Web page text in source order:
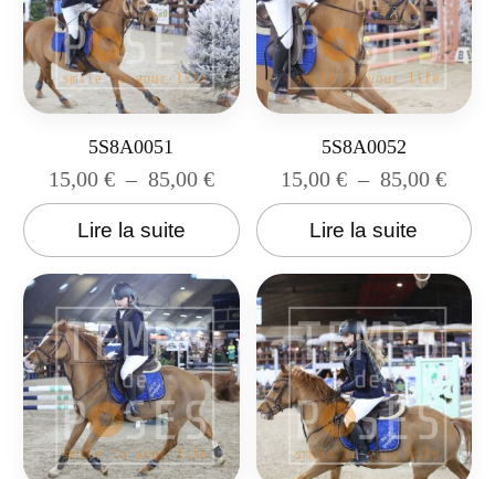
5S8A0051
15,00 € – 85,00 €
Lire la suite
5S8A0052
15,00€ – 85,00€
Lire la suite